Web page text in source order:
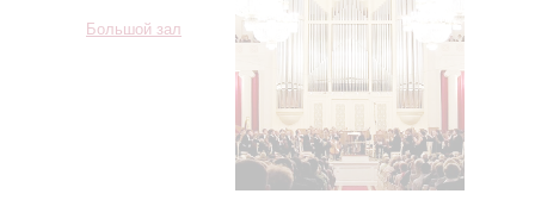
Большой зал